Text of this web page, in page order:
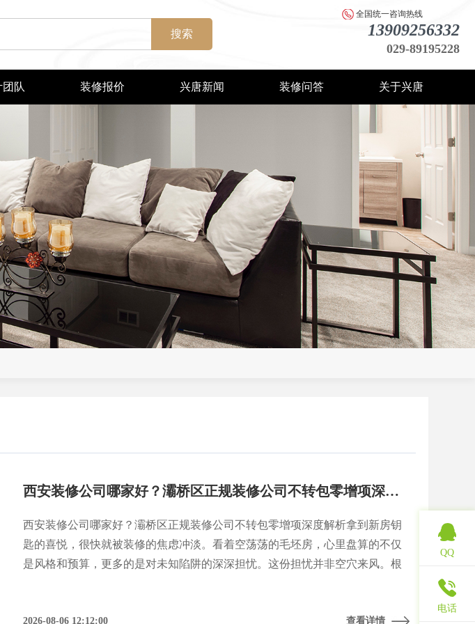
搜索
全国统一咨询热线
13909256332
029-89195228
队 装修报价 兴唐新闻 装修问答 关于兴唐
西安装修公司哪家好？灞桥区正规装修公司不转包零增项深度解析
西安装修公司哪家好？灞桥区正规装修公司不转包零增项深度解析拿到新房钥
匙的喜悦，很快就被装修的焦虑冲淡。看着空荡荡的毛坯房，心里盘算的不仅
是风格和预算，更多的是对未知陷阱的深深担忧。这份担忧并非空穴来风。根
2026-08-06 12:12:00 查看详情
QQ
电话